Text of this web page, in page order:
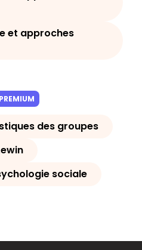
et approches
PREMIUM
des groupes
sociale